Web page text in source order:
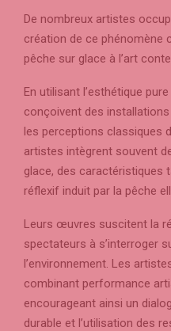
De nombreux artistes
création de ce phénomène
pêche sur glace à l’art
En utilisant l’esthétique
conçoivent des
les perceptions classiques
artistes intègrent souvent
glace, des caractéristiques
réflexif induit par la pêche
Leurs œuvres suscitent la
spectateurs à s’interroger
l’environnement. Les
combinant performance
encourageant ainsi un
durable et l’utilisation des